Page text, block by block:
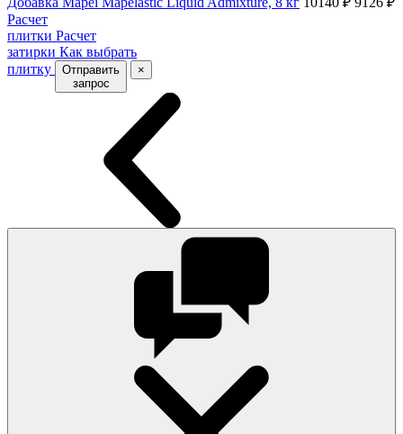
Расчет
плитки Расчет
затирки Как выбрать
плитку
Отправить
запрос
×